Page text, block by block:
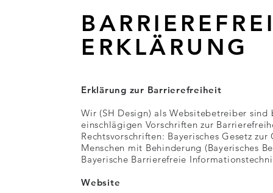
ERKLÄRUNG
Erklärung zur Barrierefreiheit
Wir (SH Design) als Websitebetreiber
einschlägigen Vorschriften zur
Rechtsvorschriften: Bayerisches Gesetz
Menschen mit Behinderung (Bayerisches
Bayerische Barrierefreie
Website